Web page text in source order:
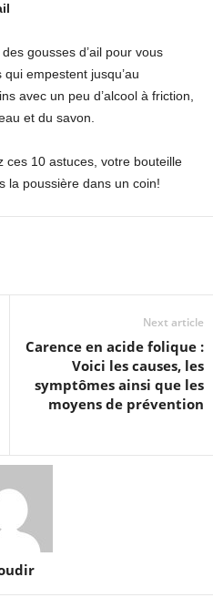
gousses d’ail pour vous
empestent jusqu’au
avec un peu d’alcool à friction,
et du savon.
ces 10 astuces, votre bouteille
la poussière dans un coin!
Next article
Carence en acide folique :
Voici les causes, les
symptômes ainsi que les
moyens de prévention